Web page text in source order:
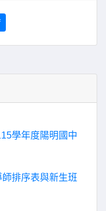
學年度陽明國中
排序表與新生班